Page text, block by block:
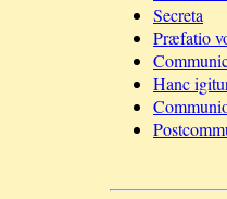
Secreta
Præfatio
Hanc